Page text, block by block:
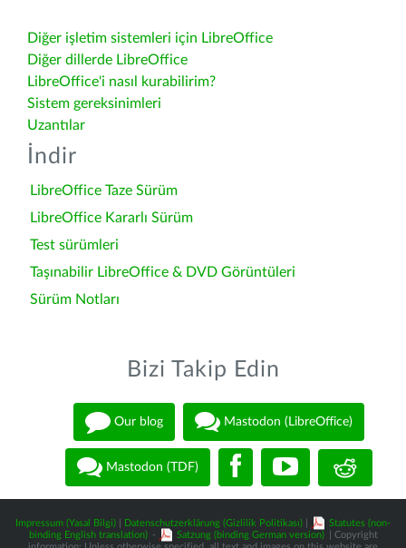
Diğer işletim sistemleri için LibreOffice
Diğer dillerde LibreOffice
LibreOffice'i nasıl kurabilirim?
Sistem gereksinimleri
Uzantılar
İndir
LibreOffice Taze Sürüm
LibreOffice Kararlı Sürüm
Test sürümleri
Taşınabilir LibreOffice & DVD Görüntüleri
Sürüm Notları
Bizi Takip Edin
Our blog Mastodon (LibreOffice)
Mastodon (TDF)
Impressum (Yasal Bilgi) Datenschutzerklärung (Gizlilik Politikası)
Statutes (non-
binding English translation) - Satzung (binding German version)
| Copyright